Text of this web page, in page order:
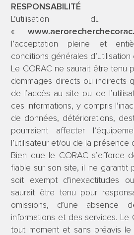
RESPONSABILITÉ
L’utilisation
«
l’acceptation pleine et
conditions générales d’utilisation
Le CORAC ne saurait être tenu
dommages directs ou indirects
de l’accès au site ou de
ces informations, y compris
de données, détériorations,
pourraient affecter
l’utilisateur et/ou de la présence
Bien que le CORAC s’efforce
fiable sur son site, il ne garantit
soit exempt d’inexactitudes
saurait être tenu pour
omissions, d’une absence
informations et des services. Le
tout moment et sans préavis le